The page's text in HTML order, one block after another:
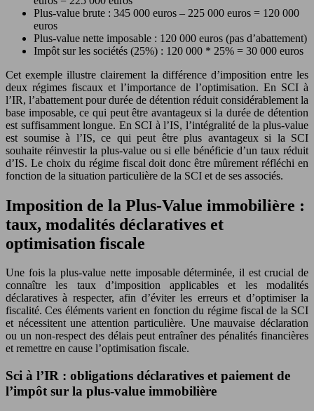
Plus-value brute : 345 000 euros – 225 000 euros = 120 000
euros
Plus-value nette imposable : 120 000 euros (pas d’abattement)
Impôt sur les sociétés (25%) : 120 000 * 25% = 30 000 euros
Cet exemple illustre clairement la différence d’imposition entre les
deux régimes fiscaux et l’importance de l’optimisation. En SCI à
l’IR, l’abattement pour durée de détention réduit considérablement la
base imposable, ce qui peut être avantageux si la durée de détention
est suffisamment longue. En SCI à l’IS, l’intégralité de la plus-value
est soumise à l’IS, ce qui peut être plus avantageux si la SCI
souhaite réinvestir la plus-value ou si elle bénéficie d’un taux réduit
d’IS. Le choix du régime fiscal doit donc être mûrement réfléchi en
fonction de la situation particulière de la SCI et de ses associés.
Imposition de la Plus-Value immobilière :
taux, modalités déclaratives et
optimisation fiscale
Une fois la plus-value nette imposable déterminée, il est crucial de
connaître les taux d’imposition applicables et les modalités
déclaratives à respecter, afin d’éviter les erreurs et d’optimiser la
fiscalité. Ces éléments varient en fonction du régime fiscal de la SCI
et nécessitent une attention particulière. Une mauvaise déclaration
ou un non-respect des délais peut entraîner des pénalités financières
et remettre en cause l’optimisation fiscale.
Sci à l’IR : obligations déclaratives et paiement de
l’impôt sur la plus-value immobilière